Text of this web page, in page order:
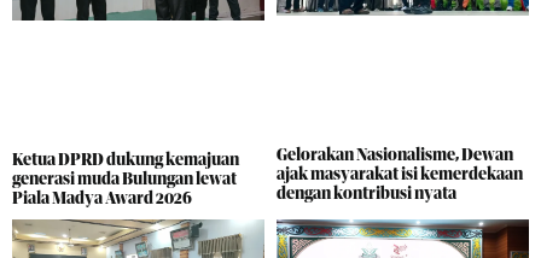
Ketua DPRD dukung kemajuan
generasi muda Bulungan lewat
Piala Madya Award 2026
Gelorakan Nasionalisme, Dewan
ajak masyarakat isi kemerdekaan
dengan kontribusi nyata